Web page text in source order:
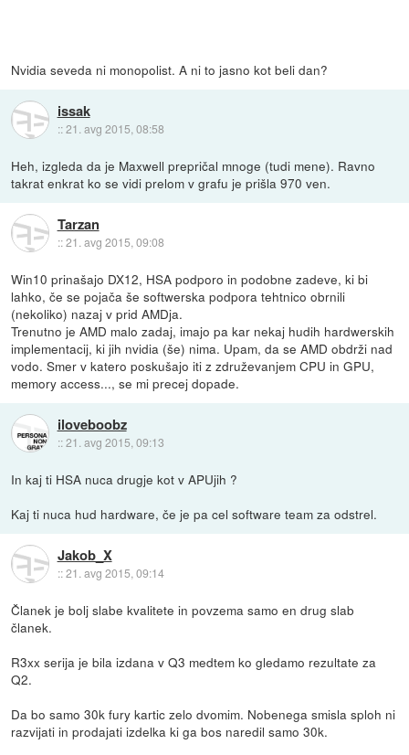
Nvidia seveda ni monopolist. A ni to jasno kot beli dan?
issak
::21. avg 2015, 08:58
Heh, izgleda da je Maxwell prepričal mnoge (tudi mene). Ravno
takrat enkrat ko se vidi prelom v grafu je prišla 970 ven.
Tarzan
::21. avg 2015, 09:08
Win10 prinašajo DX12, HSA podporo in podobne zadeve, ki bi
lahko, če se pojača še softwerska podpora tehtnico obrnili
(nekoliko) nazaj v prid AMDja.
Trenutno je AMD malo zadaj, imajo pa kar nekaj hudih hardwerskih
implementacij, ki jih nvidia (še) nima. Upam, da se AMD obdrži nad
vodo. Smer v katero poskušajo iti z združevanjem CPU in GPU,
memory access..., se mi precej dopade.
iloveboobz
::21. avg 2015, 09:13
In kaj ti HSA nuca drugje kot v APUjih ?
Kaj ti nuca hud hardware, če je pa cel software team za odstrel.
Jakob_X
::21. avg 2015, 09:14
Članek je bolj slabe kvalitete in povzema samo en drug slab
članek.
R3xx serija je bila izdana v Q3 medtem ko gledamo rezultate za
Q2.
Da bo samo 30k fury kartic zelo dvomim. Nobenega smisla sploh ni
razvijati in prodajati izdelka ki ga bos naredil samo 30k.